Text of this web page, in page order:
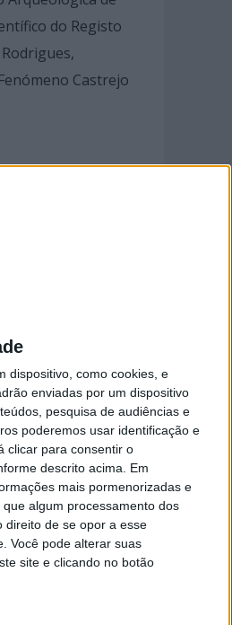
dispositivo, como cookies, e
enviadas por um dispositivo
pesquisa de audiências e
poderemos usar identificação e
clicar para consentir o
descrito acima. Em
mais pormenorizadas e
algum processamento dos
direito de se opor a esse
Você pode alterar suas
site e clicando no botão
do Registo
Castrejo
de Arqueologia,
de Lisboa e
do Conselho
Alberto Santos.